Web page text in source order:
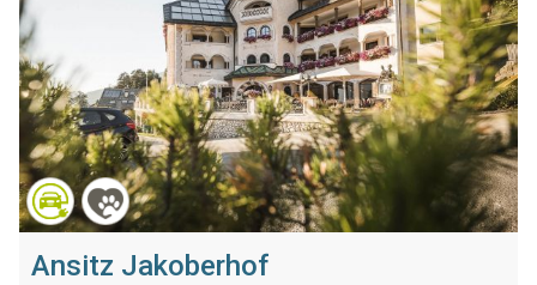
Ansitz Jakoberhof